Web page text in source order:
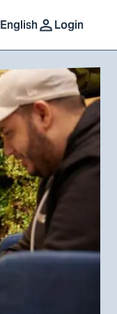
English Login